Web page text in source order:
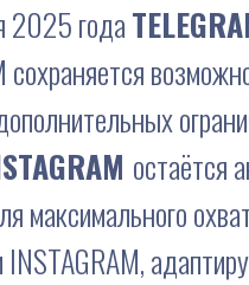
2025 года
сохраняется
остаётся
максимального
INSTAGRAM,